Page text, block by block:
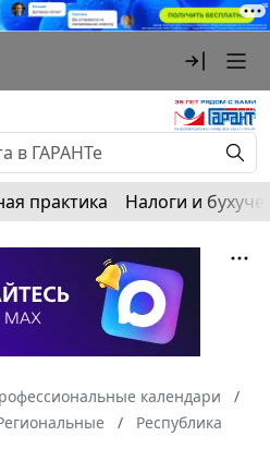
практика Налоги и
календари
Республика